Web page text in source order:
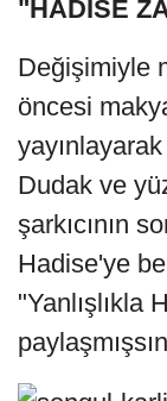
"HADİSE
Değişimiyle
öncesi
Dudak ve
şarkıcının
Hadise'ye
"Yanlışlıkla